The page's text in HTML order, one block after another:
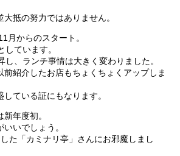
抵の努力ではありません。
月からのスタート。
しています。
し、ランチ事情は大きく変わりました。
前紹介したお店もちょくちょくアップしま
ている証にもなります。
年度初。
いでしょう。
た「カミナリ亭」さんにお邪魔しまし